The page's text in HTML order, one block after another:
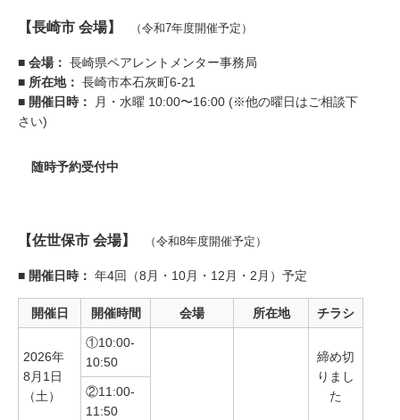
【長崎市 会場】 （令和7年度開催予定）
■ 会場： 長崎県ペアレントメンター事務局
■ 所在地： 長崎市本石灰町6-21
■ 開催日時：
月・水曜 10:00〜16:00 (※他の曜日はご相談下
さい)
随時予約受付中
【佐世保市 会場】 （令和8年度開催予定）
■ 開催日時： 年4回（8月・10月・12月・2月）予定
開催日 開催時間 会場 所在地 チラシ
2026年
8月1日
（土）
①10:00-
10:50
締め切
りまし
た
②11:00-
11:50